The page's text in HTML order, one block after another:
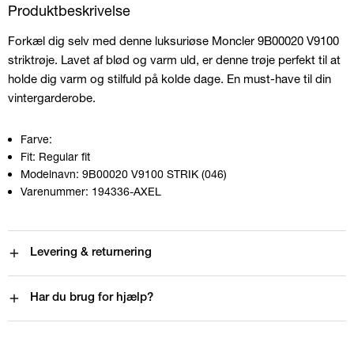
Produktbeskrivelse
Forkæl dig selv med denne luksuriøse Moncler 9B00020 V9100
striktrøje. Lavet af blød og varm uld, er denne trøje perfekt til at
holde dig varm og stilfuld på kolde dage. En must-have til din
vintergarderobe.
Farve:
Fit: Regular fit
Modelnavn: 9B00020 V9100 STRIK (046)
Varenummer: 194336-AXEL
Levering & returnering
Har du brug for hjælp?